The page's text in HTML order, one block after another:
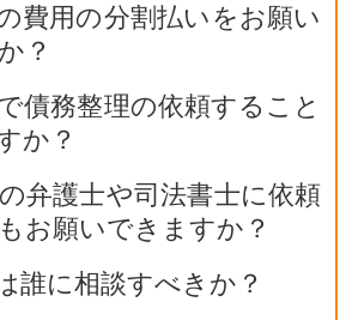
費用の分割払いをお願い
？
債務整理の依頼すること
か？
弁護士や司法書士に依頼
お願いできますか？
誰に相談すべきか？